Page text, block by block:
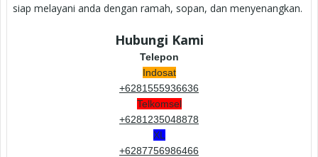
siap melayani anda dengan ramah, sopan, dan menyenangkan.
Hubungi Kami
Telepon
Indosat
+6281555936636
Telkomsel
+6281235048878
XL
+6287756986466